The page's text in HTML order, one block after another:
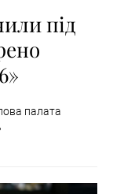
під
палата